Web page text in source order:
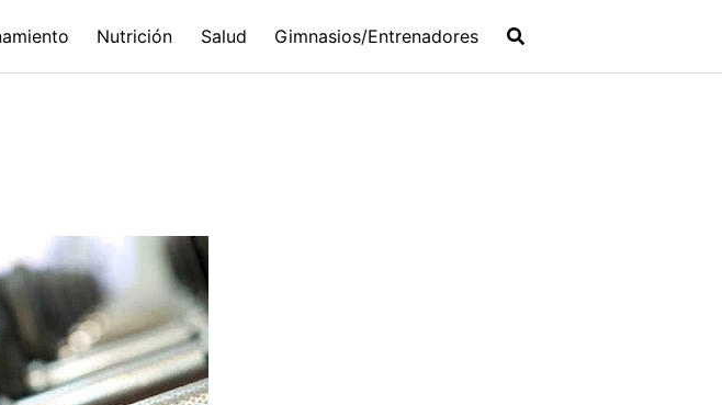
Nutrición Salud Gimnasios/Entrenadores